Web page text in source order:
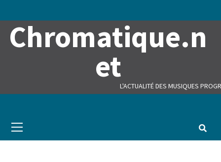
Chromatique.n
et
L'ACTUALITÉ DES MUSIQUES
Menu